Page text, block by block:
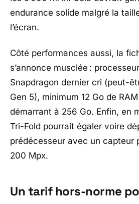
endurance solide malgré la
l’écran.
Côté performances aussi, la
s’annonce musclée :
Snapdragon dernier cri (peut-
Gen 5), minimum 12 Go de
démarrant à 256 Go. Enfin, en
Tri-Fold pourrait égaler voire
prédécesseur avec un capteur
200 Mpx.
Un tarif hors-norme